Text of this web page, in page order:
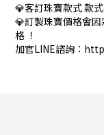
💎客訂珠寶款式 款
💎訂製珠寶價格會
格 ！
加官LINE諮詢：